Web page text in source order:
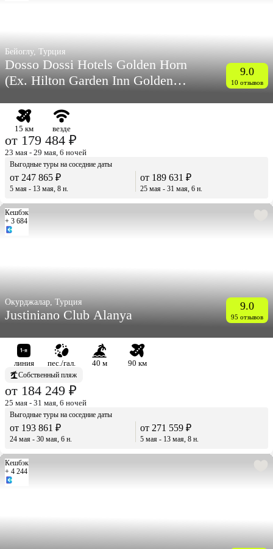
Бейоглу, Турция
Dosso Dossi Hotels Golden Horn
(Eх. Hilton Garden Inn Golden
9.0
10 отзывов
15 км везде
от 179 484 ₽
23 мая - 29 мая, 6 ночей
Выгодные туры на соседние даты
от 247 865 ₽
5 мая - 13 мая, 8 н.
от 189 631 ₽
25 мая - 31 мая, 6 н.
Кешбэк
+ 3 684
Окурджалар, Турция
Justiniano Club Alanya
9.0
95 отзывов
линия пес./гал. 40 м
90 км
Собственный пляж
от 184 249 ₽
25 мая - 31 мая, 6 ночей
Выгодные туры на соседние даты
от 193 861 ₽
24 мая - 30 мая, 6 н.
от 271 559 ₽
5 мая - 13 мая, 8 н.
Кешбэк
+ 4 244